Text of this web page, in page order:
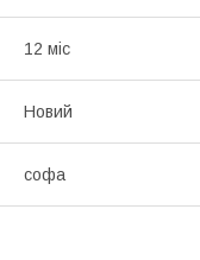
12 міс
Новий
софа